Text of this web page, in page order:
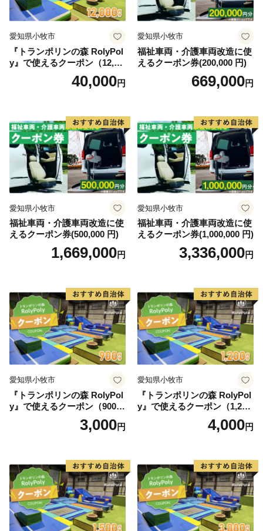
私たちは、地域の産品を大切に、食の取り組みを進め、
紡いできた農山村の原風景と営みを大切にしながら、次
世代への引き継いでいきたいと考えています。
あなたとつながる。明日につなげる。多気町ふるさと納
気持ちあふれる、気が多いまち－多気町。ぜひ、応援し
てください。
愛知県小牧市
『トランポリンの森 RolyPol
y』で使えるクーポン（12,00
40,000円
愛知県小牧市
福祉車両・介護車両改造に使
えるクーポン券(200,000 円)
669,000円
愛知県小牧市
福祉車両・介護車両改造に使
えるクーポン券(500,000 円)
1,669,000円
愛知県小牧市
福祉車両・介護車両改造に使
えるクーポン券(1,000,000 円)
3,336,000円
愛知県小牧市
『トランポリンの森 RolyPol
y』で使えるクーポン（900
3,000円
愛知県小牧市
『トランポリンの森 RolyPol
y』で使えるクーポン（1,200
4,000円